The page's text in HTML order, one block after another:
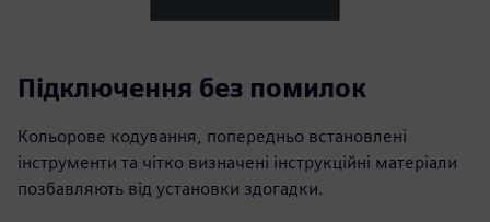
Підключення без помилок
Кольорове кодування, попередньо встановлені
інструменти та чітко визначені інструкційні матеріали
позбавляють від установки здогадки.